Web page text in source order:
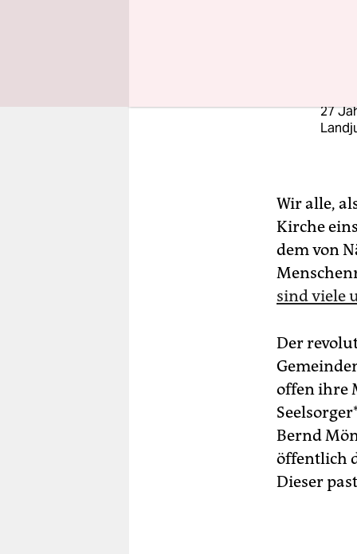
27
Wir alle,
Kirche
dem von
sind viele
Der
offen ihre
Bernd
öffentlich
Dieser